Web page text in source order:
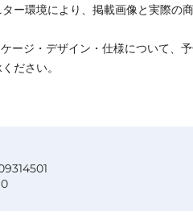
ー環境により、掲載画像と実際の
ージ・デザイン・仕様について、
ださい。